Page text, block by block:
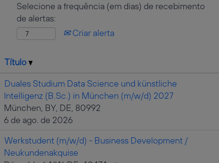
Selecione a frequência (em dias) de recebimento
de alertas:
Criar alerta
Título
Duales Studium Data Science und künstliche
Intelligenz (B.Sc.) in München (m/w/d) 2027
München, BY, DE, 80992
6 de ago. de 2026
Werkstudent (m/w/d) - Business Development /
Neukundenakquise